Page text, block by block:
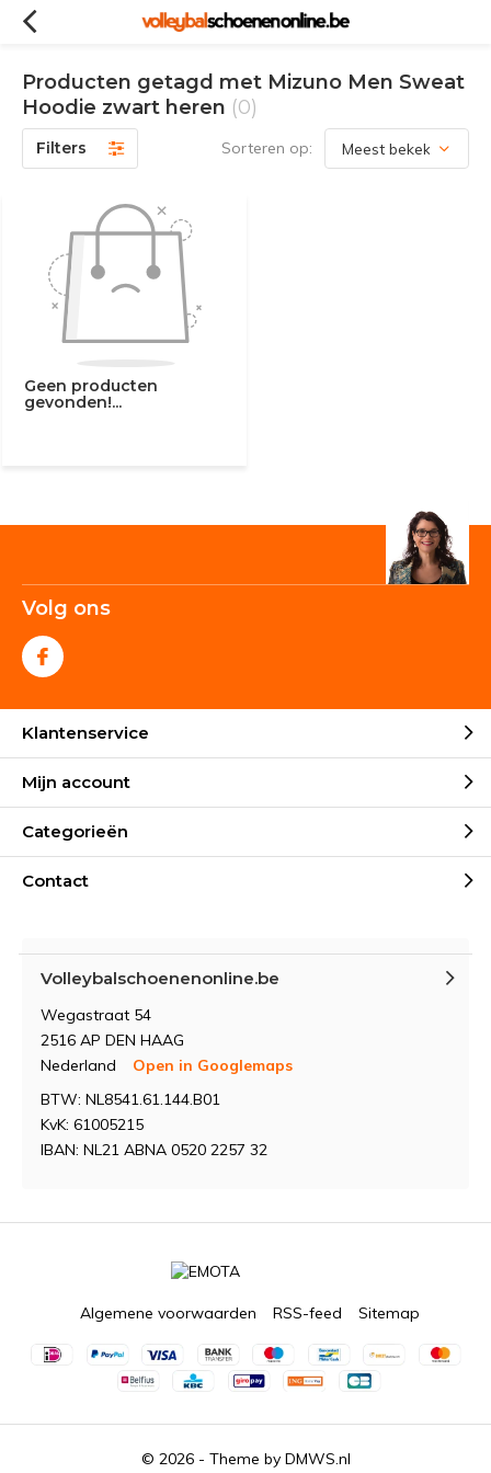
Producten getagd met Mizuno Men Sweat
Hoodie zwart heren (0)
Filters Sorteren op:
Geen producten
gevonden!...
Volg ons
Klantenservice
Mijn account
Categorieën
Contact
Volleybalschoenenonline.be
Wegastraat 54
2516 AP DEN HAAG
Nederland
Open in Googlemaps
BTW: NL8541.61.144.B01
KvK: 61005215
IBAN: NL21 ABNA 0520 2257 32
© 2026 - Theme by DMWS.nl
Algemene voorwaarden RSS-feed Sitemap